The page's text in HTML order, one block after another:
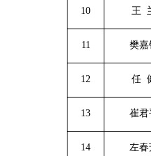
10 王
11 樊嘉
12 任
13 崔君
14 左春